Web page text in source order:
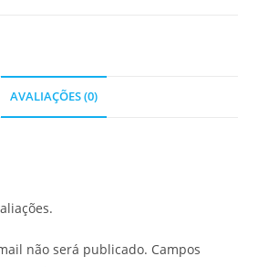
AVALIAÇÕES (0)
não será publicado. Campos